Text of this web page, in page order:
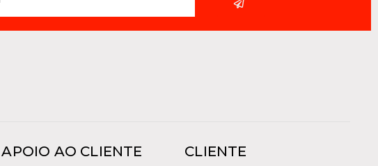
APOIO AO CLIENTE CLIENTE